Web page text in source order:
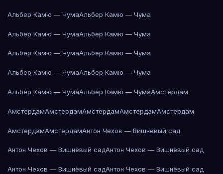
Альбер Камю — ЧумаАльбер Камю — Чума
Альбер Камю — ЧумаАльбер Камю — Чума
Альбер Камю — ЧумаАльбер Камю — Чума
Альбер Камю — ЧумаАльбер Камю — Чума
Альбер Камю — ЧумаАльбер Камю — ЧумаАмстердам
АмстердамАмстердамАмстердамАмстердамАмстердам
АмстердамАмстердамАнтон Чехов — Вишнёвый сад
Антон Чехов — Вишнёвый садАнтон Чехов — Вишнёвый сад
Антон Чехов — Вишнёвый садАнтон Чехов — Вишнёвый сад